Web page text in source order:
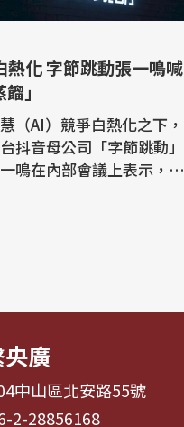
熱化 字節跳動張一鳴喊
」
（AI）競爭白熱化之下，
抖音母公司「字節跳動」
鳴在內部會議上表示，字
把蒸餾當作提升人工智慧
廣
中山區北安路55號
2-28856168